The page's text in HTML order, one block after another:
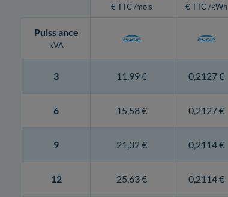
€ TTC /mois € TTC /kWh
Puissance
kVA
3 11,99 € 0,2127 €
6 15,58 € 0,2127 €
9 21,32 € 0,2114 €
12 25,63 € 0,2114 €